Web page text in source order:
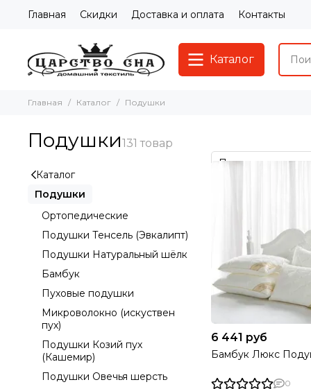
Главная Скидки Доставка и оплата Контакты
Каталог
Главная Каталог Подушки
Подушки
6 441 руб
Бамбук Люкс
0
Каталог
Подушки
Ортопедические
Подушки Тенсель (Эвкалипт)
Подушки Натуральный шёлк
Бамбук
Пуховые подушки
Микроволокно (искуствен
пух)
Подушки Козий пух
(Кашемир)
Подушки Овечья шерсть